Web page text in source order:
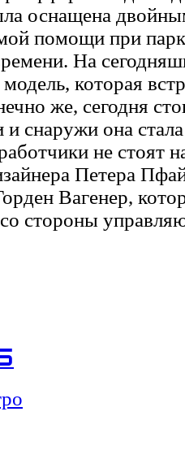
оснащена
помощи при
На
которая
же, сегодня
снаружи она
не стоят
Петера
Вагенер,
стороны